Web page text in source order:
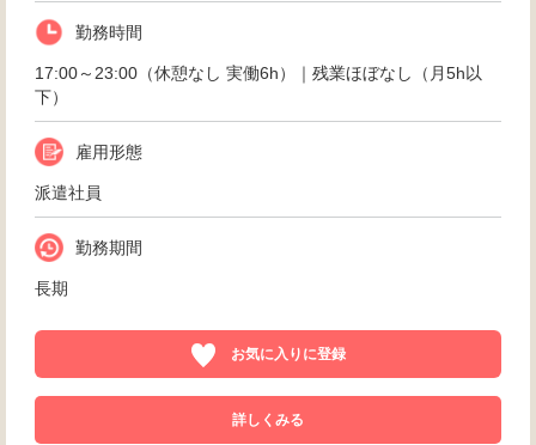
勤務時間
17:00～23:00（休憩なし 実働6h）｜残業ほぼなし（月5h以
下）
雇用形態
派遣社員
勤務期間
長期
お気に入りに登録
詳しくみる